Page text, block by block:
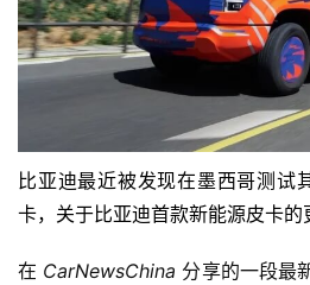
比亚迪最近被发现在墨西哥测试
卡，关于比亚迪首款新能源皮卡的
在 CarNewsChina 分享的一段最